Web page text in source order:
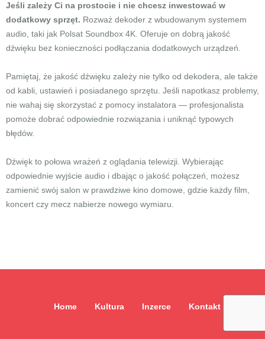
Jeśli zależy Ci na prostocie i nie chcesz inwestować w
dodatkowy sprzęt. Rozważ dekoder z wbudowanym systemem
audio, taki jak Polsat Soundbox 4K. Oferuje on dobrą jakość
dźwięku bez konieczności podłączania dodatkowych urządzeń.
Pamiętaj, że jakość dźwięku zależy nie tylko od dekodera, ale także
od kabli, ustawień i posiadanego sprzętu. Jeśli napotkasz problemy,
nie wahaj się skorzystać z pomocy instalatora — profesjonalista
pomoże dobrać odpowiednie rozwiązania i uniknąć typowych
błędów.
Dźwięk to połowa wrażeń z oglądania telewizji. Wybierając
odpowiednie wyjście audio i dbając o jakość połączeń, możesz
zamienić swój salon w prawdziwe kino domowe, gdzie każdy film,
koncert czy mecz nabierze nowego wymiaru.
Home Kultura Inzerce Kontakt